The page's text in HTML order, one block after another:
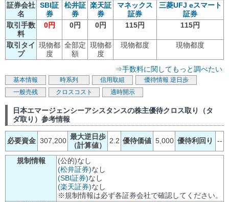
証券会社
名
SBI証
券
松井証
券
楽天証
券
マネックス
証券
三菱UFJ eスマート
証券
取引手数
料
0円 0円 0円 115円 115円
取引タイ
プ
現物都
度
全部定
額
現物都
度
現物都度 現物都度
⇒手数料に関してもっと調べたい
基本情報 時系列 信用取組 優待情報 逆日歩
一般売残
クロスコスト 適時開示
日本エマージェンシーアシスタンスの株主優待クロス取り（タ
ダ取り）参考情報
必要資金 307,200 最大逆日歩
（計算値）
2.2 優待価値 5,000 優待利回り --
規制情報
(公的)なし
(松井証券)なし
(SBI証券)なし
(楽天証券)なし
※規制情報は必ず各証券会社で確認してください。